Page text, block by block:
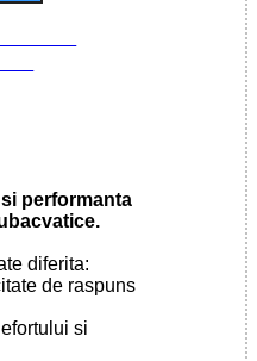
performanta
diferita:
de raspuns
si